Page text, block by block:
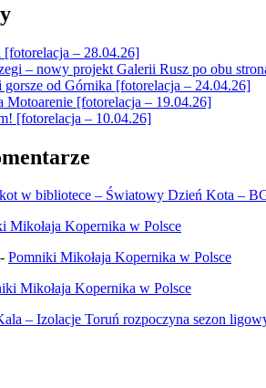
[fotorelacja – 28.04.26]
– nowy projekt Galerii Rusz po obu
od Górnika [fotorelacja – 24.04.26]
Motoarenie [fotorelacja – 19.04.26]
[fotorelacja – 10.04.26]
w bibliotece – Światowy Dzień Kota –
Mikołaja Kopernika w Polsce
- Pomniki Mikołaja Kopernika w Polsce
Mikołaja Kopernika w Polsce
– Izolacje Toruń rozpoczyna sezon